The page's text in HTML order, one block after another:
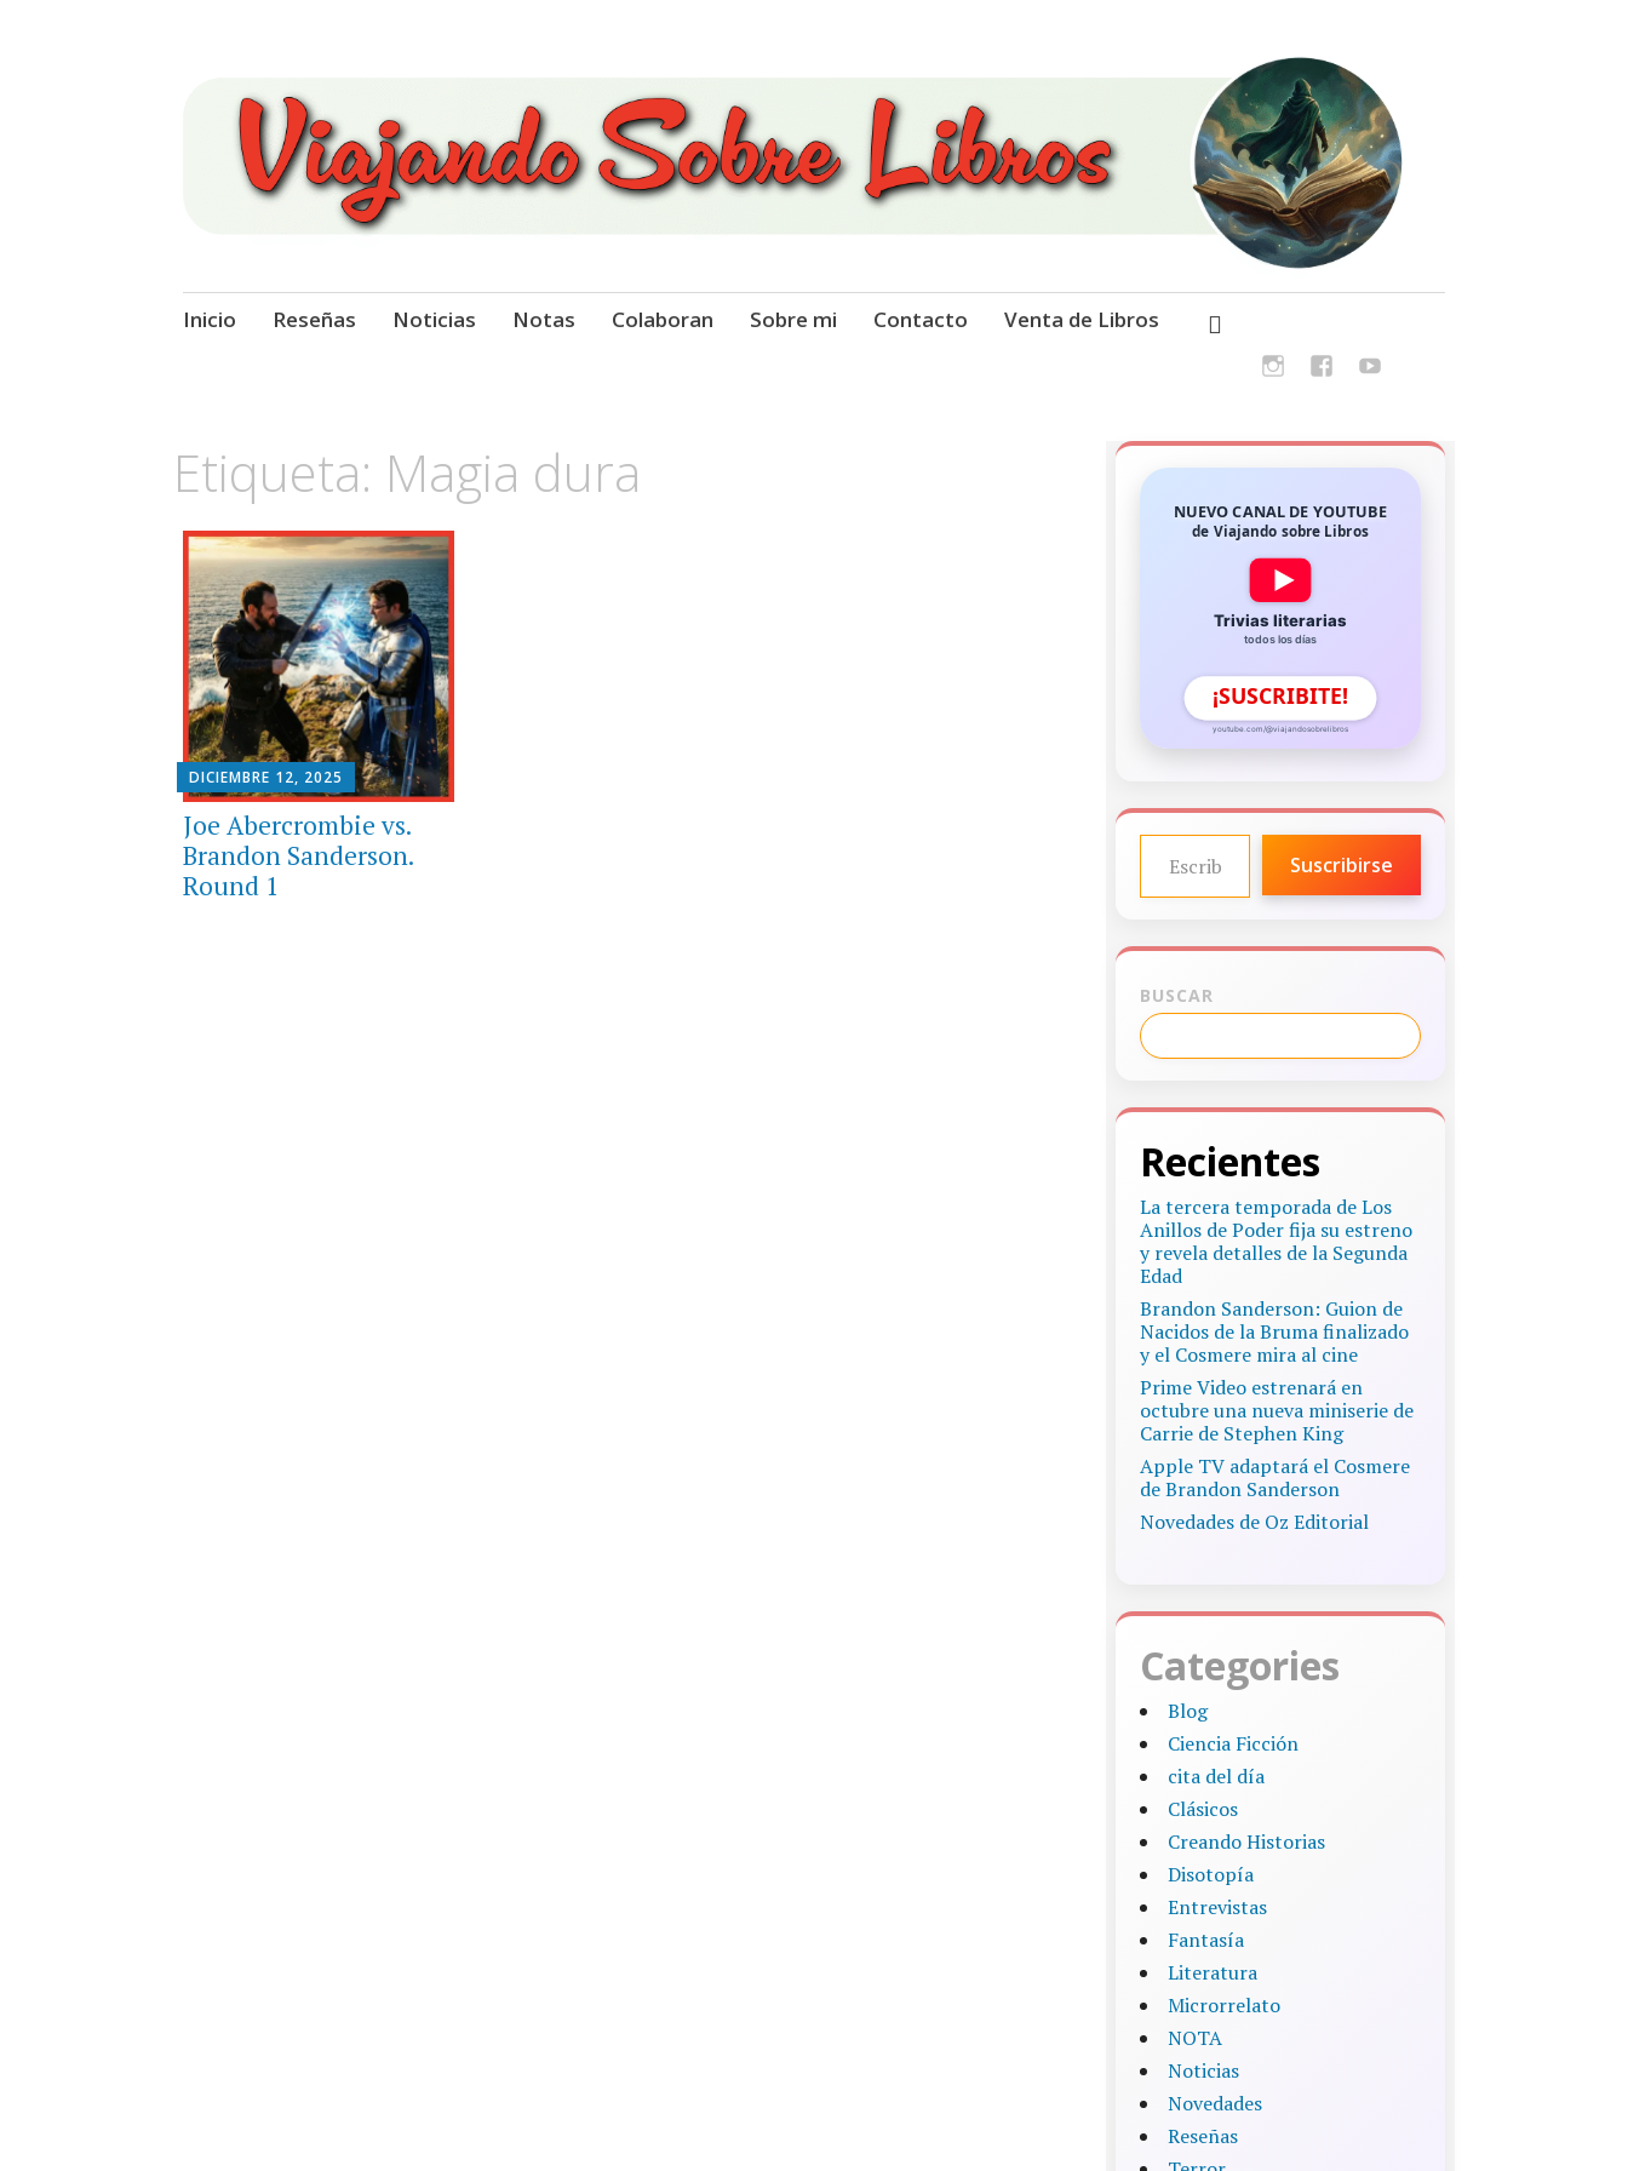
Viajando Sobre Libros
Ir
Inicio Reseñas Noticias Notas Colaboran Sobre mi Contacto Venta de Libros
Etiqueta: Magia dura
DICIEMBRE 12, 2025
Joe Abercrombie vs.
Brandon Sanderson.
Round 1
NUEVO CANAL DE YOUTUBE
de Viajando sobre Libros
Trivias literarias
todos los días
¡SUSCRIBITE!
youtube.com/@viajandosobrelibros
ESCRIBE TU CORREO ELECTRÓNICO…
Suscribirse
BUSCAR
Recientes
La tercera temporada de Los
Anillos de Poder fija su estreno
y revela detalles de la Segunda
Edad
Brandon Sanderson: Guion de
Nacidos de la Bruma finalizado
y el Cosmere mira al cine
Prime Video estrenará en
octubre una nueva miniserie de
Carrie de Stephen King
Apple TV adaptará el Cosmere
de Brandon Sanderson
Novedades de Oz Editorial
Categories
Blog
Ciencia Ficción
cita del día
Clásicos
Creando Historias
Disotopía
Entrevistas
Fantasía
Literatura
Microrrelato
NOTA
Noticias
Novedades
Reseñas